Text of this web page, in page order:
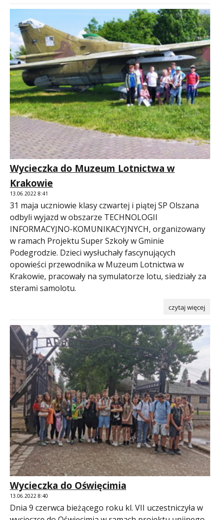
Wycieczka do Muzeum Lotnictwa w
Krakowie
13.06.2022 8:41
31 maja uczniowie klasy czwartej i piątej SP Olszana
odbyli wyjazd w obszarze TECHNOLOGII
INFORMACYJNO-KOMUNIKACYJNYCH, organizowany
w ramach Projektu Super Szkoły w Gminie
Podegrodzie. Dzieci wysłuchały fascynujących
opowieści przewodnika w Muzeum Lotnictwa w
Krakowie, pracowały na symulatorze lotu, siedziały za
sterami samolotu.
czytaj więcej
Wycieczka do Oświęcimia
13.06.2022 8:40
Dnia 9 czerwca bieżącego roku kl. VII uczestniczyła w